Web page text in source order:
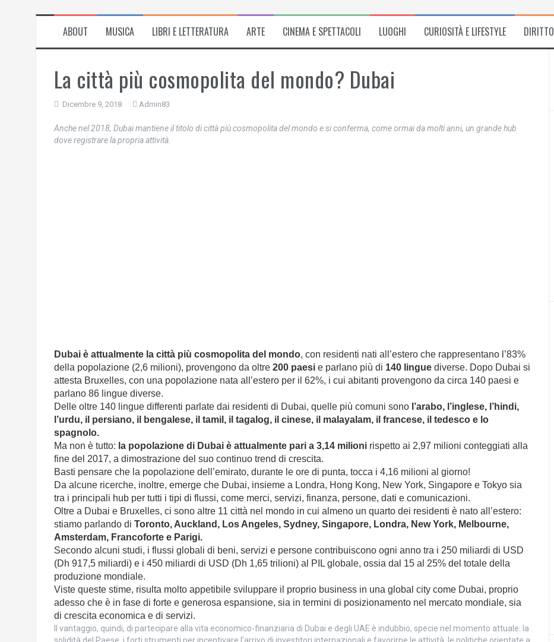
ABOUT MUSICA LIBRI E LETTERATURA ARTE CINEMA E SPETTACOLI LUOGHI CURIOSITÀ E LIFESTYLE DIRITTO
La città più cosmopolita del mondo? Dubai
Dicembre 9, 2018 Admin83
Anche nel 2018, Dubai mantiene il titolo di città più cosmopolita del mondo e si conferma, come ormai da molti anni, un grande hub
dove registrare la propria attività.
Dubai è attualmente la città più cosmopolita del mondo, con residenti nati all’estero che rappresentano l’83%
della popolazione (2,6 milioni), provengono da oltre 200 paesie parlano più di 140 linguediverse. Dopo Dubai si
attesta Bruxelles, con una popolazione nata all’estero per il 62%, i cui abitanti provengono da circa 140 paesi e
parlano 86 lingue diverse.
Delle oltre 140 lingue differenti parlate dai residenti di Dubai, quelle più comuni sono l’arabo, l’inglese, l’hindi,
l’urdu, il persiano, il bengalese, il tamil, il tagalog, il cinese, il malayalam, il francese, il tedesco e lo
spagnolo.
Ma non è tutto: la popolazione di Dubai è attualmente pari a 3,14 milionirispetto ai 2,97 milioni conteggiati alla
fine del 2017, a dimostrazione del suo continuo trend di crescita.
Basti pensare che la popolazione dell’emirato, durante le ore di punta, tocca i 4,16 milioni al giorno!
Da alcune ricerche, inoltre, emerge che Dubai, insieme a Londra, Hong Kong, New York, Singapore e Tokyo sia
tra i principali hub per tutti i tipi di flussi, come merci, servizi, finanza, persone, dati e comunicazioni.
Oltre a Dubai e Bruxelles, ci sono altre 11 città nel mondo in cui almeno un quarto dei residenti è nato all’estero:
stiamo parlando di Toronto, Auckland, Los Angeles, Sydney, Singapore, Londra, New York, Melbourne,
Amsterdam, Francoforte e Parigi.
Secondo alcuni studi, i flussi globali di beni, servizi e persone contribuiscono ogni anno tra i 250 miliardi di USD
(Dh 917,5 miliardi) e i 450 miliardi di USD (Dh 1,65 trilioni) al PIL globale, ossia dal 15 al 25% del totale della
produzione mondiale.
Viste queste stime, risulta molto appetibile sviluppare il proprio business in una global city come Dubai, proprio
adesso che è in fase di forte e generosa espansione, sia in termini di posizionamento nel mercato mondiale, sia
di crescita economica e di servizi.
Il vantaggio, quindi, di partecipare alla vita economico-finanziaria di Dubai e degli UAE è indubbio, specie nel momento attuale: la